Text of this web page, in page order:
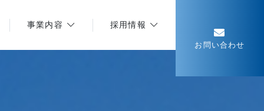
事業内容 採用情報
お問い合わせ